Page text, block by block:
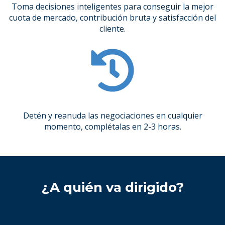
Toma decisiones inteligentes para conseguir la mejor
cuota de mercado, contribución bruta y satisfacción del
cliente.
Detén y reanuda las negociaciones en cualquier
momento, complétalas en 2-3 horas.
¿A quién va dirigido?